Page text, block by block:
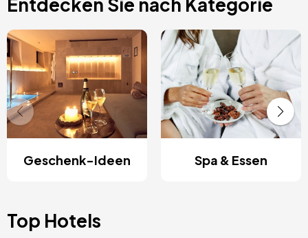
Entdecken Sie nach Kategorie
Geschenk-Ideen Spa & Essen
Top Hotels